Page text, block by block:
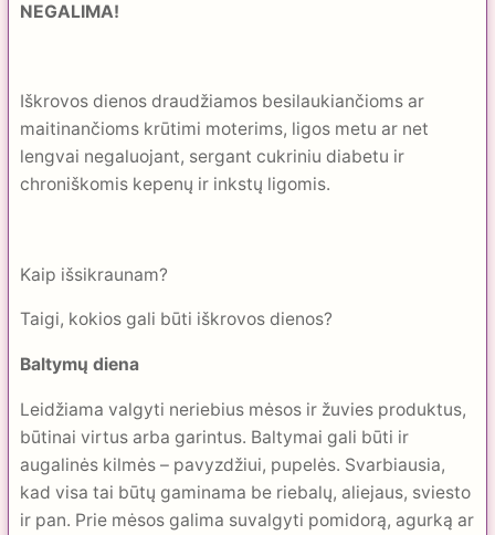
NEGALIMA!
Iškrovos dienos draudžiamos besilaukiančioms ar
maitinančioms krūtimi moterims, ligos metu ar net
lengvai negaluojant, sergant cukriniu diabetu ir
chroniškomis kepenų ir inkstų ligomis.
Kaip išsikraunam?
Taigi, kokios gali būti iškrovos dienos?
Baltymų diena
Leidžiama valgyti neriebius mėsos ir žuvies produktus,
būtinai virtus arba garintus. Baltymai gali būti ir
augalinės kilmės – pavyzdžiui, pupelės. Svarbiausia,
kad visa tai būtų gaminama be riebalų, aliejaus, sviesto
ir pan. Prie mėsos galima suvalgyti pomidorą, agurką ar